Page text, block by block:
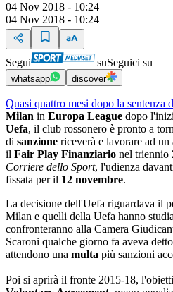
04 Nov 2018 - 10:24
04 Nov 2018 - 10:24
Segui suSeguici su
whatsapp discover
Quasi quattro mesi dopo la sentenza
Milan in Europa League dopo
Uefa, il club rossonero è pronto a
di sanzione riceverà e lavorare ad
il Fair Play Finanziario nel triennio
Corriere dello Sport, l'udienza
fissata per il 12 novembre.
La decisione dell'Uefa riguardava il
Milan e quelli della Uefa hanno
confronteranno alla Camera
Scaroni qualche giorno fa aveva
attendono una multa più sanzioni
Poi si aprirà il fronte 2015-18,